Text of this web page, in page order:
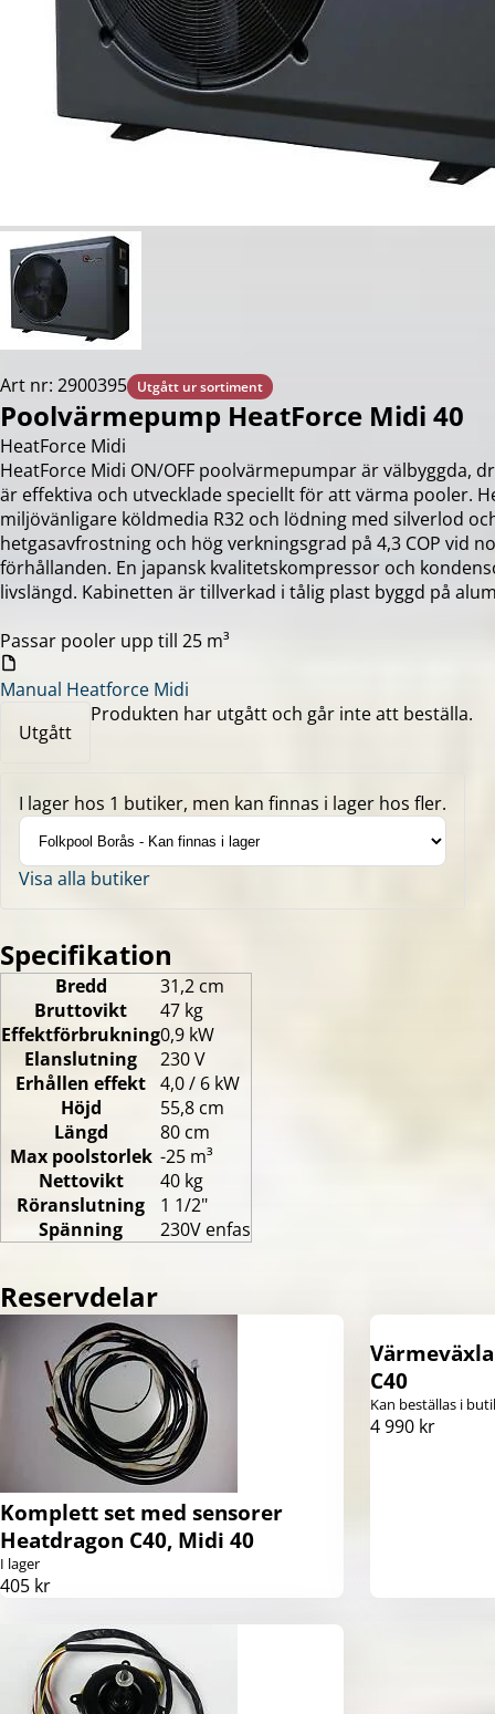
Art nr: 2900395 Utgått ur sortiment
Poolvärmepump HeatForce Midi 40
HeatForce Midi
HeatForce Midi ON/OFF poolvärmepumpar är välbyggda,
är effektiva och utvecklade speciellt för att värma pooler.
miljövänligare köldmedia R32 och lödning med silverlod
hetgasavfrostning och hög verkningsgrad på 4,3 COP vid
förhållanden. En japansk kvalitetskompressor och
livslängd. Kabinetten är tillverkad i tålig plast byggd på
Passar pooler upp till 25 m³
Manual Heatforce Midi
Utgått
Produkten har utgått och går inte att beställa.
I lager hos 1 butiker, men kan finnas i lager hos fler.
Visa alla butiker
Specifikation
Bredd
31,2 cm
Bruttovikt
47 kg
Effektförbrukning0,9 kW
Elanslutning
230 V
Erhållen effekt 4,0 / 6 kW
Höjd
55,8 cm
Längd
80 cm
Max poolstorlek -25 m³
Nettovikt
40 kg
Röranslutning
1 1/2"
Spänning
230V enfas
Reservdelar
Komplett set med sensorer
Heatdragon C40, Midi 40
I lager
405 kr
C40
Kan beställas i
4 990 kr